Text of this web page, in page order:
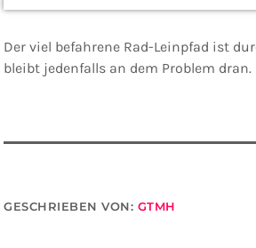
Der viel befahrene Rad-Leinpfad ist
bleibt jedenfalls an dem Problem dran.
GESCHRIEBEN VON: GTMH